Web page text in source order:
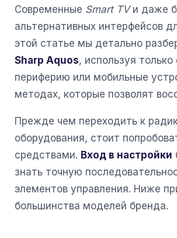
Современные Smart TVи даже
альтернативных интерфейсов
этой статье мы детально
Sharp Aquos, используя
периферию или мобильные
методах, которые позволят
Прежде чем переходить к
оборудования, стоит
средствами. Вход в настройки
знать точную
элементов управления. Ниже
большинства моделей бренда.